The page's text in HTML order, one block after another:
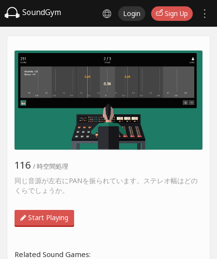
SoundGym Login Sign Up
116 / 時空間処理
同じ音源が左右にPANを振られています。ステレオ幅はどの
くらでしょうか。
Start Playing
Related Sound Games: